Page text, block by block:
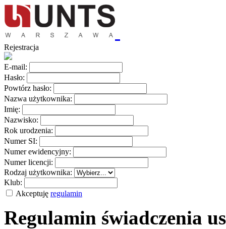
Rejestracja
E-mail:
Hasło:
Powtórz hasło:
Nazwa użytkownika:
Imię:
Nazwisko:
Rok urodzenia:
Numer SI:
Numer ewidencyjny:
Numer licencji:
Rodzaj użytkownika:
Klub:
Akceptuję regulamin
Regulamin świadczenia